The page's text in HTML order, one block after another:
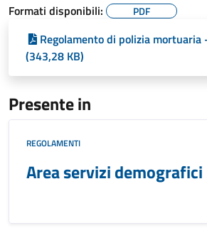
Formati disponibili: PDF
Regolamento di polizia
(343,28 KB)
Presente in
REGOLAMENTI
Area servizi demografici